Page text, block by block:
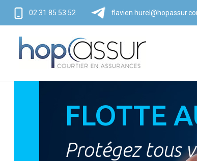
02 31 85 53 52
FLOTTE
Protégez tous